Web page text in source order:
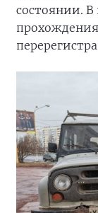
состоянии.